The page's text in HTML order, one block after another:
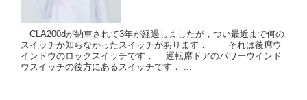
CLA200dが納車されて3年が経過しましたが，つい最近まで何の
スイッチか知らなかったスイッチがあります． それは後席ウ
インドウのロックスイッチです． 運転席ドアのパワーウインド
ウスイッチの後方にあるスイッチです． ...